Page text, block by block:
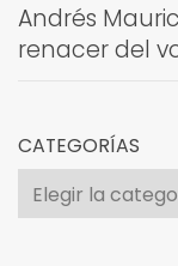
Andrés
renacer del
CATEGORÍAS
Categorías